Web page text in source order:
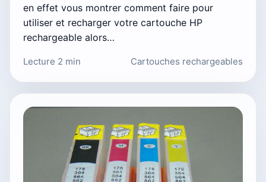
en effet vous montrer comment faire pour
utiliser et recharger votre cartouche HP
rechargeable alors…
Lecture 2 min Cartouches rechargeables